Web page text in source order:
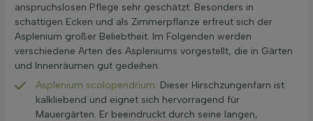
anspruchslosen Pflege sehr geschätzt. Besonders in
schattigen Ecken und als Zimmerpflanze erfreut sich der
Asplenium großer Beliebtheit. Im Folgenden werden
verschiedene Arten des Aspleniums vorgestellt, die in Gärten
und Innenräumen gut gedeihen.
Asplenium scolopendrium: Dieser Hirschzungenfarn ist
kalkliebend und eignet sich hervorragend für
Mauergärten. Er beeindruckt durch seine langen,